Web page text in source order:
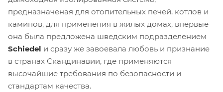
предназначеная для отопительных печей, котлов и
каминов, для применения в жилых домах, впервые
она была предложена шведским подразделением
Schiedel и сразу же завоевала любовь и признание
в странах Скандинавии, где применяются
высочайшие требования по безопасности и
стандартам качества.